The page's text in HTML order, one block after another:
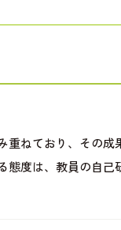
ねており、その成
度は、教員の自己